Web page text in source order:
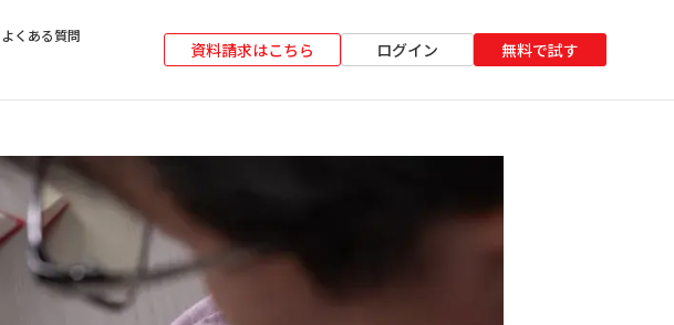
よくある質問
資料請求はこちら ログイン 無料で試す